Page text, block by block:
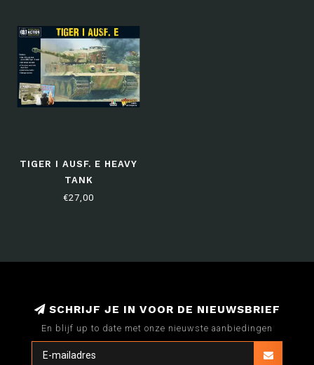
TIGER I AUSF. E HEAVY
TANK
€27,00
SCHRIJF JE IN VOOR DE NIEUWSBRIEF
En blijf up to date met onze nieuwste aanbiedingen